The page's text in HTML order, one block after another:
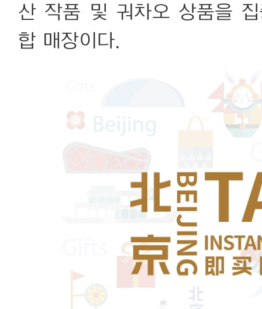
산 작품 및 궈차오 상품을
합 매장이다.